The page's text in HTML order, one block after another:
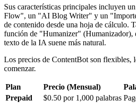
Sus características principales incluyen
Flow", un "AI Blog Writer" y un
de contenido desde una hoja de cálculo.
función de "Humanizer" (Humanizador),
texto de la IA suene más natural.
Los precios de ContentBot son flexibles,
comenzar.
Plan Precio (Mensual)
Prepaid
$0.50 por 1,000 palabras